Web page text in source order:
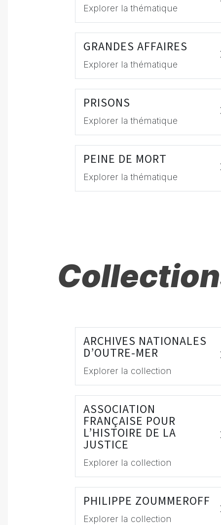
Explorer la thématique
GRANDES AFFAIRES
Explorer la thématique
PRISONS
Explorer la thématique
PEINE DE MORT
Explorer la thématique
ARCHIVES NATIONALES
D’OUTRE-MER
Explorer la collection
ASSOCIATION
FRANÇAISE POUR
L’HISTOIRE DE LA
JUSTICE
Explorer la collection
PHILIPPE ZOUMMEROFF
Explorer la collection